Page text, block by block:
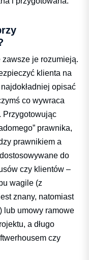
je rozumieją.
klienta na
opisać
co wywraca
Przygotowując
prawnika,
prawnikiem a
do
czy klientów –
wagile (z
znany, natomiast
lub umowy ramowe
a długo
czy